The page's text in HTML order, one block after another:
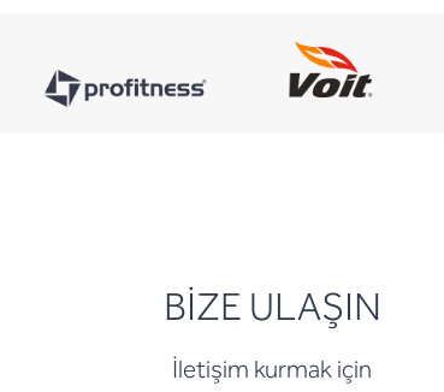
BİZE ULAŞIN
İletişim kurmak için